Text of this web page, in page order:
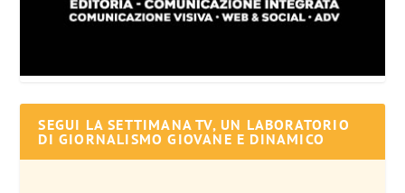
SEGUI LA SETTIMANA TV, UN LABORATORIO
DI GIORNALISMO GIOVANE E DINAMICO